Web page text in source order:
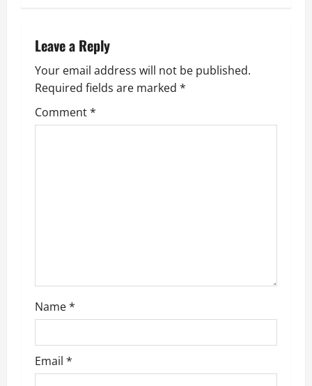
a
v
i
g
Leave a Reply
Your email address will not be published.
Required fields are marked *
Comment*
Name*
Email *